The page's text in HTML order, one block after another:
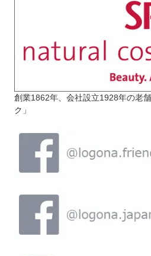
創業1862年、会社設立1928年の老
ク」